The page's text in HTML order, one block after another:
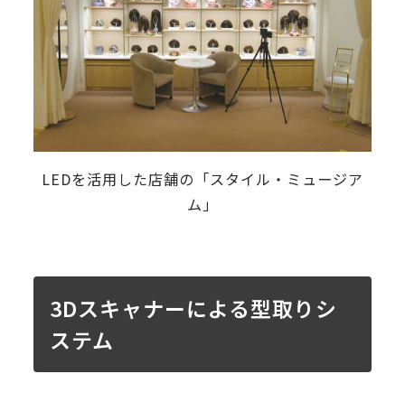
LEDを活用した店舗の「スタイル・ミュージア
ム」
3Dスキャナーによる型取りシ
ステム